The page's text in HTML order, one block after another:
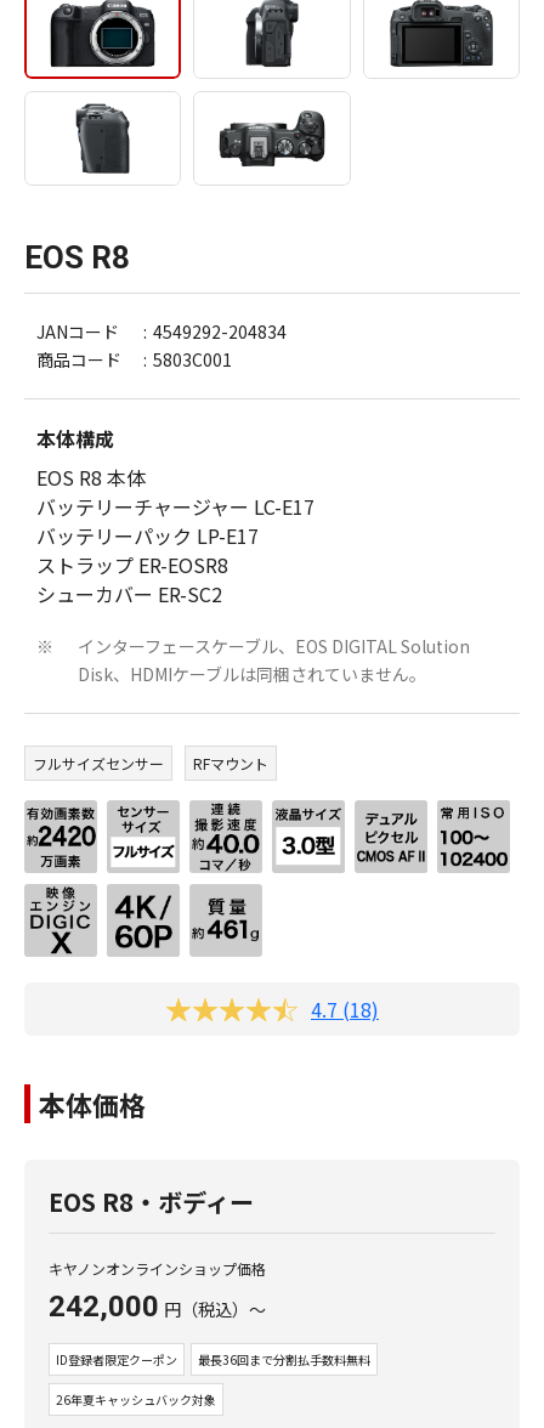
EOS R8
JANコード
4549292-204834
商品コード
5803C001
本体構成
EOS R8 本体
バッテリーチャージャー LC-E17
バッテリーパック LP-E17
ストラップ ER-EOSR8
シューカバー ER-SC2
※
インターフェースケーブル、EOS DIGITAL Solution
Disk、HDMIケーブルは同梱されていません。
フルサイズセンサー RFマウント
4.7 (18)
本体価格
EOS R8・ボディー
キヤノンオンラインショップ価格
242,000 円 （税込） ～
ID登録者限定クーポン 最長36回まで分割払手数料無料
26年夏キャッシュバック対象